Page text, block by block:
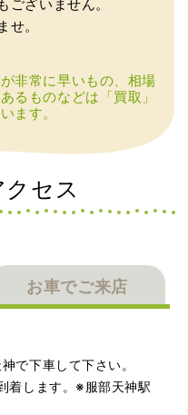
に持っていた方の宝石
の価値をいろいろ教え
たいと思いました。
主に中古品の購入)慣れて
は全く違う、とても良い
りました。この度は、本
ございません。
せ。
非常に早いもの、相場
るものなどは「買取」
ます。
セス
お車でご来店
で下車して下さい。
着します。※服部天神駅